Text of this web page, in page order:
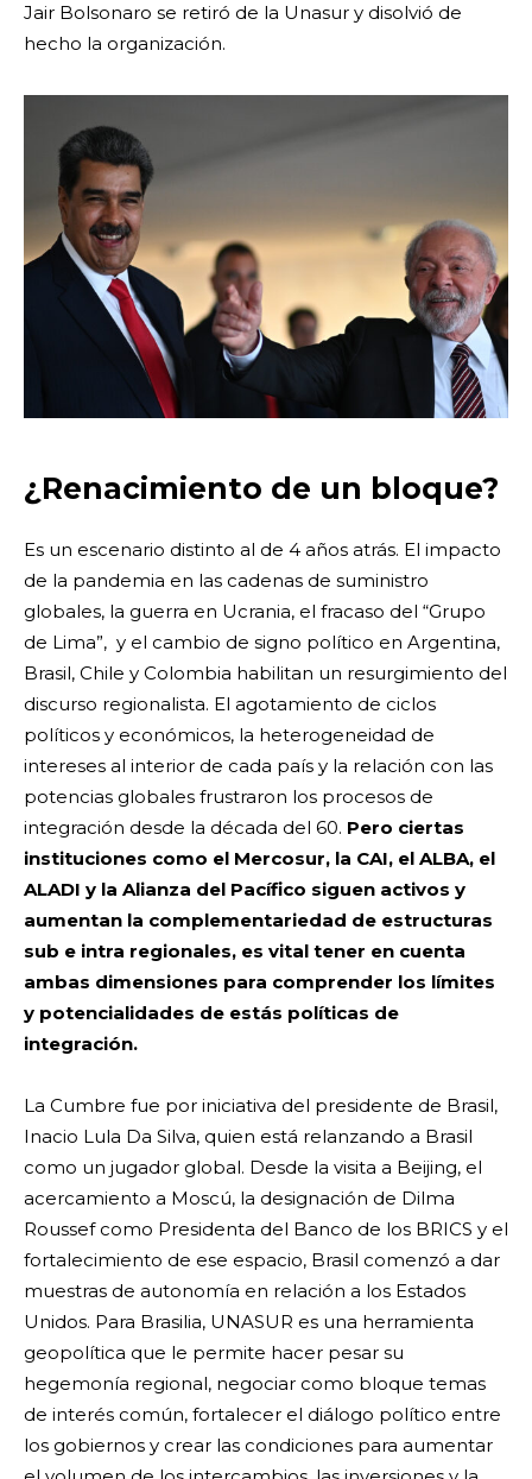
Jair Bolsonaro se retiró de la Unasur y disolvió de
hecho la organización.
¿Renacimiento de un bloque?
Es un escenario distinto al de 4 años atrás. El impacto
de la pandemia en las cadenas de suministro
globales, la guerra en Ucrania, el fracaso del “Grupo
de Lima”, y el cambio de signo político en Argentina,
Brasil, Chile y Colombia habilitan un resurgimiento del
discurso regionalista. El agotamiento de ciclos
políticos y económicos, la heterogeneidad de
intereses al interior de cada país y la relación con las
potencias globales frustraron los procesos de
integración desde la década del 60. Pero ciertas
instituciones como el Mercosur, la CAI, el ALBA, el
ALADI y la Alianza del Pacífico siguen activos y
aumentan la complementariedad de estructuras
sub e intra regionales, es vital tener en cuenta
ambas dimensiones para comprender los límites
y potencialidades de estás políticas de
integración.
La Cumbre fue por iniciativa del presidente de Brasil,
Inacio Lula Da Silva, quien está relanzando a Brasil
como un jugador global. Desde la visita a Beijing, el
acercamiento a Moscú, la designación de Dilma
Roussef como Presidenta del Banco de los BRICS y el
fortalecimiento de ese espacio, Brasil comenzó a dar
muestras de autonomía en relación a los Estados
Unidos. Para Brasilia, UNASUR es una herramienta
geopolítica que le permite hacer pesar su
hegemonía regional, negociar como bloque temas
de interés común, fortalecer el diálogo político entre
los gobiernos y crear las condiciones para aumentar